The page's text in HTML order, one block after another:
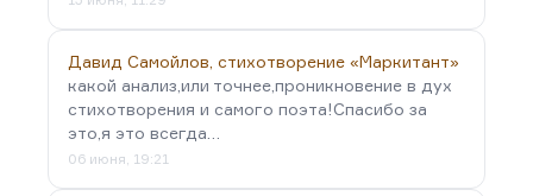
Давид Самойлов, стихотворение «Маркитант»
какой анализ,или точнее,проникновение в дух
стихотворения и самого поэта!Спасибо за
это,я это всегда…
06 июня, 19:21